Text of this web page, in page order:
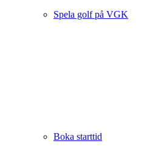
Spela golf på VGK
Boka starttid